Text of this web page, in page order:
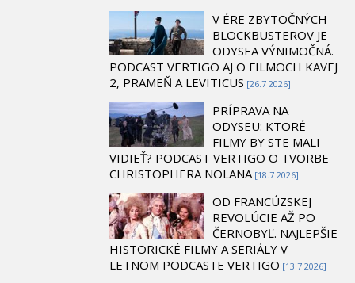
V ÉRE ZBYTOČNÝCH
BLOCKBUSTEROV JE
ODYSEA VÝNIMOČNÁ.
PODCAST VERTIGO AJ O FILMOCH KAVEJ
2, PRAMEŇ A LEVITICUS [26.7 2026]
PRÍPRAVA NA
ODYSEU: KTORÉ
FILMY BY STE MALI
VIDIEŤ? PODCAST VERTIGO O TVORBE
CHRISTOPHERA NOLANA [18.7 2026]
OD FRANCÚZSKEJ
REVOLÚCIE AŽ PO
ČERNOBYĽ. NAJLEPŠIE
HISTORICKÉ FILMY A SERIÁLY V
LETNOM PODCASTE VERTIGO [13.7 2026]